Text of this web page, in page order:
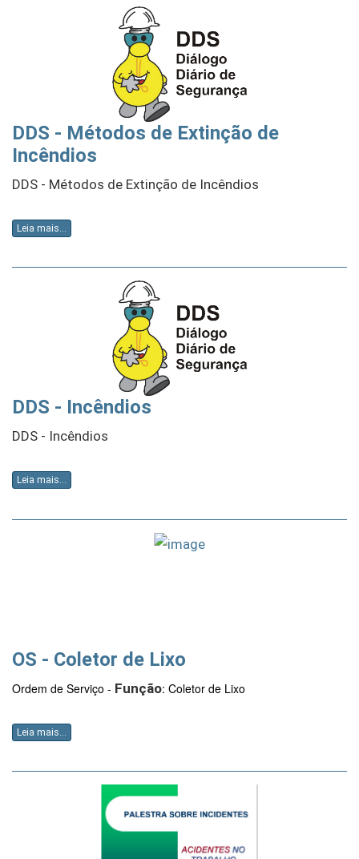
DDS - Métodos de Extinção de
Incêndios
DDS - Métodos de Extinção de Incêndios
Leia mais...
DDS - Incêndios
DDS - Incêndios
Leia mais...
OS - Coletor de Lixo
Ordem de Serviço - Função: Coletor de Lixo
Leia mais...